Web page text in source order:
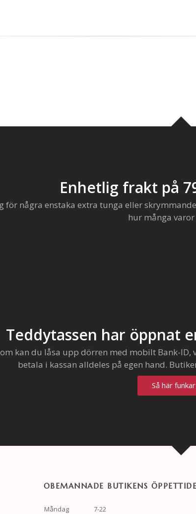
Enhetlig frakt på
för några enstaka extra tunga eller
hur många
Teddytassen har öppnat
kan du låsa upp dörren med mobilt Bank-
betala i kassan alldeles på egen hand.
Så här
OBEMANNADE BUTIKENS
Måndag
7-22